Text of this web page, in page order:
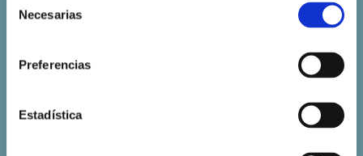
Necesarias
Preferencias
Estadística
Acepta pagos por teléfono de manera
rápida, fácil y segura.